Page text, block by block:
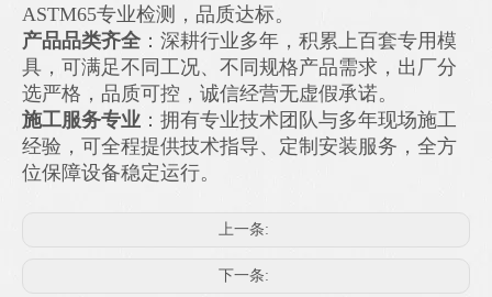
ASTM65专业检测，品质达标。
产品品类齐全 ：深耕行业多年，积累上百套专用模
具，可满足不同工况、不同规格产品需求，出厂分
选严格，品质可控，诚信经营无虚假承诺。
施工服务专业 ：拥有专业技术团队与多年现场施工
经验，可全程提供技术指导、定制安装服务，全方
位保障设备稳定运行。
上一条:
下一条: